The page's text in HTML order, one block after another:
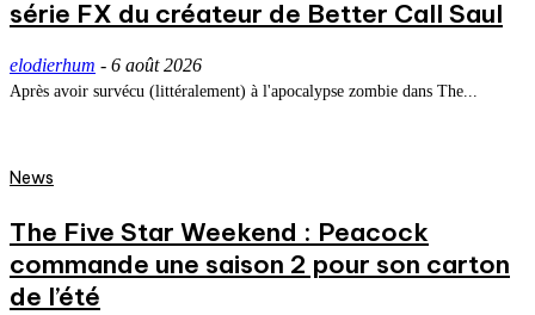
série FX du créateur de Better Call Saul
elodierhum - 6 août 2026
Après avoir survécu (littéralement) à l'apocalypse zombie dans The...
News
The Five Star Weekend : Peacock
commande une saison 2 pour son carton
de l’été